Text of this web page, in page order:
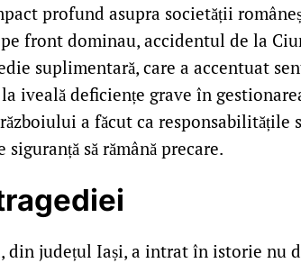
profund asupra societății
front dominau, accidentul de la
suplimentară, care a accentuat
iveală deficiențe grave în
a făcut ca responsabilitățile
să rămână precare.
din județul Iași, a intrat în istorie nu